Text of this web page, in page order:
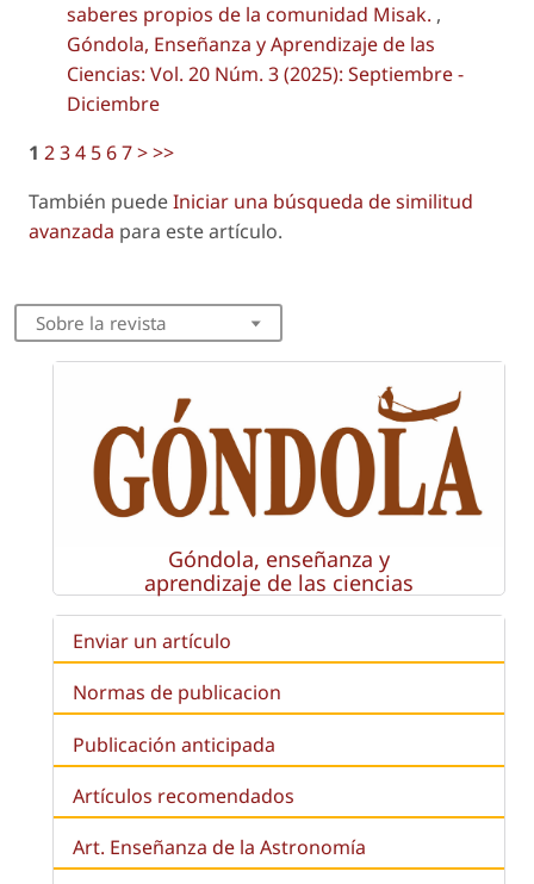
saberes propios de la comunidad Misak. ,
Góndola, Enseñanza y Aprendizaje de las
Ciencias: Vol. 20 Núm. 3 (2025): Septiembre -
Diciembre
1 234 567>>>
También puedeIniciar una búsqueda de similitud
avanzada para este artículo.
Sobre la revista
Góndola, enseñanza y
aprendizaje de las ciencias
Enviar un artículo
Normas de publicacion
Publicación anticipada
Artículos recomendados
Art. Enseñanza de la Astronomía